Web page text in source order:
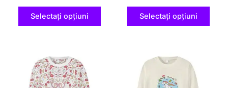
Selectați opțiuni Selectați opțiuni